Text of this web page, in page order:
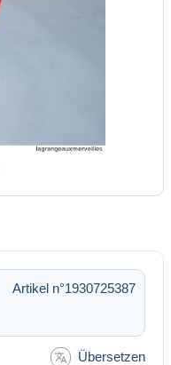
Artikel n°1930725387
Übersetzen